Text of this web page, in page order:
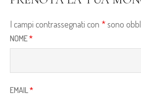
I campi contrassegnati con *sono
NOME*
EMAIL*